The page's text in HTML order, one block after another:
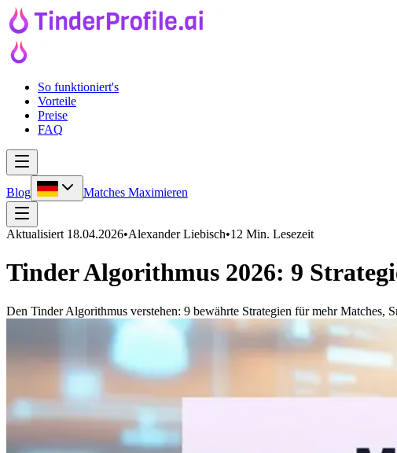
So funktioniert's
Vorteile
Preise
FAQ
Blog Matches Maximieren
Aktualisiert 18.04.2026•Alexander Liebisch•12 Min. Lesezeit
Tinder Algorithmus 2026: 9
Den Tinder Algorithmus verstehen: 9 bewährte Strategien für mehr